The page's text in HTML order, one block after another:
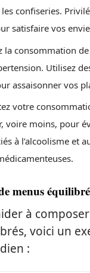
confiseries.
satisfaire vos
la consommation
Utilisez
assaisonner vos
votre
voire moins, pour
à l’alcoolisme et
menus
à
voici un
: